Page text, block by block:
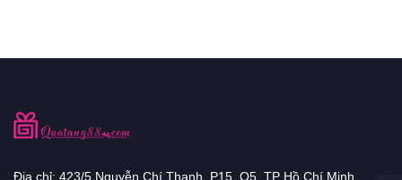
Địa chỉ: 423/5 Nguyễn Chí Thanh, P15, Q5, TP Hồ Chí Minh